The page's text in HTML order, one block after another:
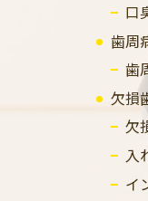
口
歯周
歯
欠損
欠
入
イ